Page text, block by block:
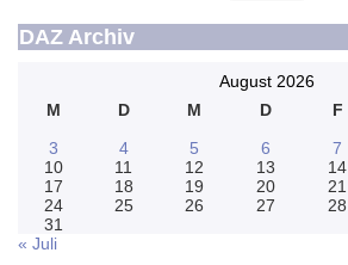
DAZ Archiv
August 2026
M
D M D F
3
4 5 6 7
10
11 12 13 14
17
18 19 20 21
24
25 26 27 28
31
« Juli